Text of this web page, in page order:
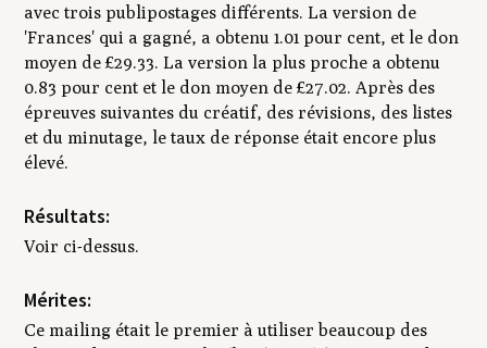
avec trois publipostages différents. La version de
'Frances' qui a gagné, a obtenu 1.01 pour cent, et le don
moyen de £29.33. La version la plus proche a obtenu
0.83 pour cent et le don moyen de £27.02. Après des
épreuves suivantes du créatif, des révisions, des listes
et du minutage, le taux de réponse était encore plus
élevé.
Résultats:
Voir ci-dessus.
Mérites:
Ce mailing était le premier à utiliser beaucoup des